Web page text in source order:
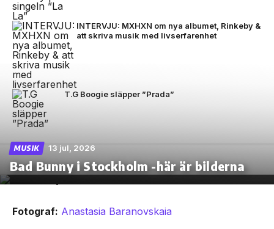
INTERVJU: MXHXN om nya albumet, Rinkeby &
att skriva musik med livserfarenhet
T.G Boogie släpper ”Prada”
MUSIK 13 jul, 2026
Bad Bunny i Stockholm -här är bilderna
Fotograf: Anastasia Baranovskaia